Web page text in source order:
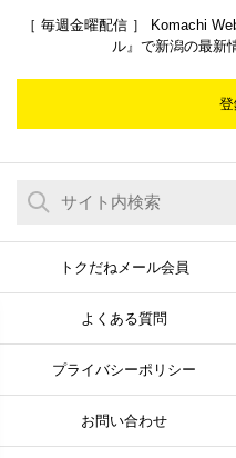
スイーツ 三条市
注目記事ランキング
グルメ
ラーメン